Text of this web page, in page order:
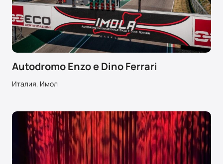
Autodromo Enzo e Dino Ferrari
Италия, Имол